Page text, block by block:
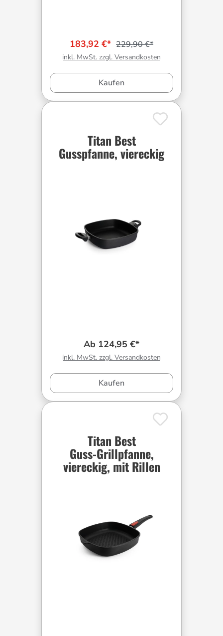
183,92 €* 229,90 €*
inkl. MwSt. zzgl. Versandkosten
Kaufen
Titan Best
Gusspfanne, viereckig
Ab 124,95 €*
inkl. MwSt. zzgl. Versandkosten
Kaufen
Titan Best
Guss-Grillpfanne,
viereckig, mit Rillen